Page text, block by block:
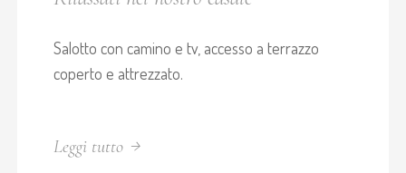
Salotto con camino e tv, accesso a terrazzo
coperto e attrezzato.
Leggi tutto